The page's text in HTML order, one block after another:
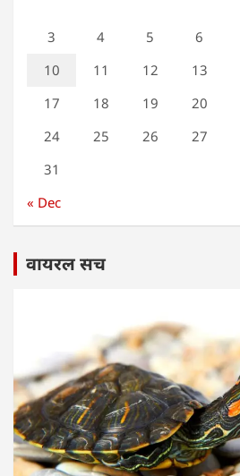
3
4 5 6
10
11 12 13
17
18 19 20
24
25 26 27
31
« Dec
वायरल सच